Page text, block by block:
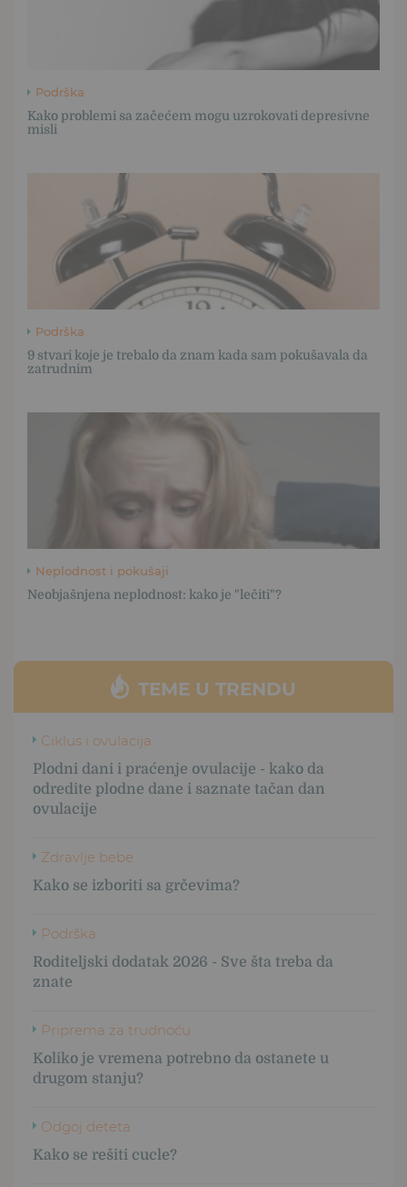
TEME U TRENDU
Ciklus i ovulacija
Plodni dani i praćenje ovulacije - kako da
odredite plodne dane i saznate tačan dan
ovulacije
Zdravlje bebe
Kako se izboriti sa grčevima?
Podrška
Roditeljski dodatak 2026 - Sve šta treba da
znate
Priprema za trudnoću
Koliko je vremena potrebno da ostanete u
drugom stanju?
Odgoj deteta
Kako se rešiti cucle?
Podrška
Kako problemi sa začećem mogu uzrokovati depresivne
misli
Podrška
9 stvari koje je trebalo da znam kada sam pokušavala da
zatrudnim
Neplodnost i pokušaji
Neobjašnjena neplodnost: kako je "lečiti"?